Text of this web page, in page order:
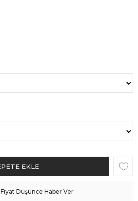
Fiyat Düşünce Haber Ver